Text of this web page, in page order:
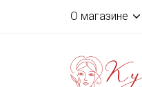
О магазине